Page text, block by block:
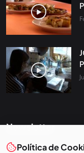
Newsletter
Tota l’actualitat,
Política de